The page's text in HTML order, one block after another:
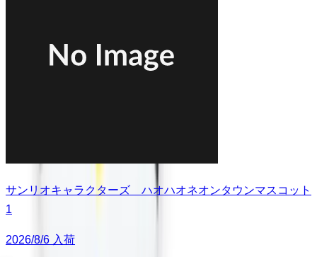
サンリオキャラクターズ ハオハオネオンタウンマスコット
1
2026/8/6 入荷